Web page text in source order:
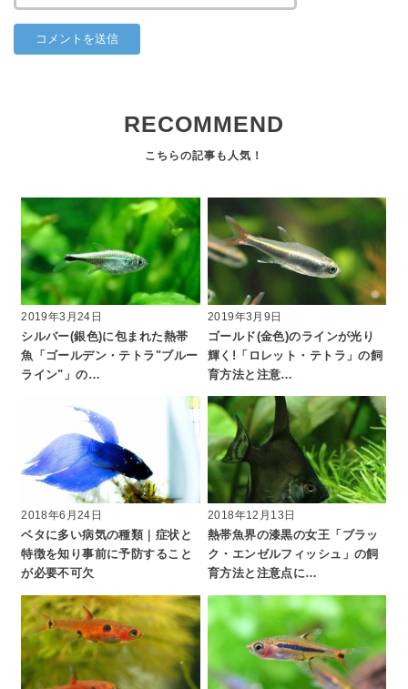
RECOMMEND
2019年3月24日
シルバー(銀色)に包まれた熱帯
魚「ゴールデン・テトラ"ブルー
ライン"」の…
2019年3月9日
ゴールド(金色)のラインが光り
輝く!「ロレット・テトラ」の飼
育方法と注意…
2018年6月24日
ベタに多い病気の種類｜症状と
特徴を知り事前に予防すること
が必要不可欠
2018年12月13日
熱帯魚界の漆黒の女王「ブラッ
ク・エンゼルフィッシュ」の飼
育方法と注意点に…